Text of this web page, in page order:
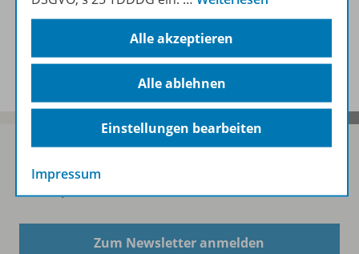
Spar-Pakete
Zum Newsletter anmelden
Alle akzeptieren
Alle ablehnen
Einstellungen bearbeiten
Impressum